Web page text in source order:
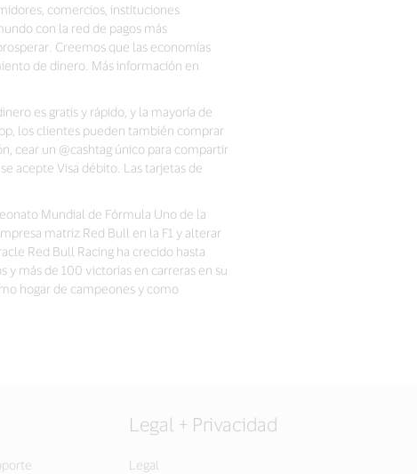
comercios, instituciones
con la red de pagos más
Creemos que las economías
de dinero. Más información en
es gratis y rápido, y la mayoría de
los clientes pueden también comprar
cear un @cashtag único para compartir
acepte Visa débito. Las tarjetas de
Mundial de Fórmula Uno de la
matriz Red Bull en la F1 y alterar
Red Bull Racing ha crecido hasta
más de 100 victorias en carreras en su
hogar de campeones y como
Legal + Privacidad
Legal